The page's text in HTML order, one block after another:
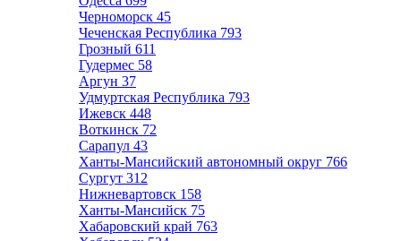
Черноморск 45
Чеченская Республика 793
Грозный 611
Гудермес 58
Аргун 37
Удмуртская Республика 793
Ижевск 448
Воткинск 72
Сарапул 43
Ханты-Мансийский автономный округ 766
Сургут 312
Нижневартовск 158
Ханты-Мансийск 75
Хабаровский край 763